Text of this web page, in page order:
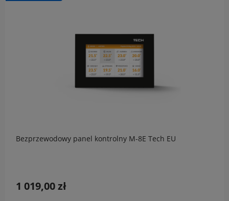
Bezprzewodowy panel kontrolny M-8E Tech EU
1 019,00 zł